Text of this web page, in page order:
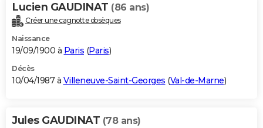
Lucien GAUDINAT (86 ans)
Créer une cagnotte obsèques
Naissance
19/09/1900 à Paris (Paris)
Décès
10/04/1987 à Villeneuve-Saint-Georges (Val-de-Marne)
Jules GAUDINAT (78 ans)